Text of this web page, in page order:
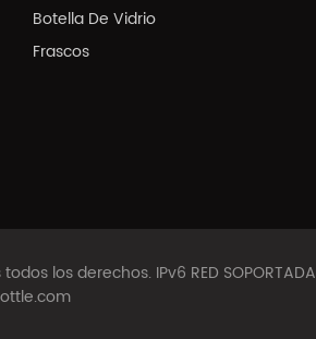
Botella De Vidrio
Frascos
los derechos. IPv6 RED SOPORTADA